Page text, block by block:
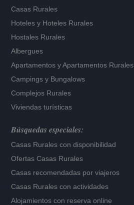
Casas Rurales
Hoteles y Hoteles Rurales
Hostales Rurales
Albergues
Apartamentos yApartamentos Rurales
Campings y Bungalows
Complejos Rurales
Viviendas turísticas
Búsquedas especiales:
Casas Rurales con disponibilidad
Ofertas Casas Rurales
Casas recomendadas por viajeros
Casas Rurales con actividades
Alojamientos con reserva online